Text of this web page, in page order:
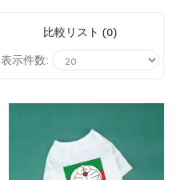
比較リスト (0)
表示件数: